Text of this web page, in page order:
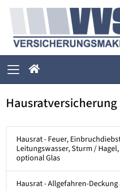
Hausratversicherung
Hausrat - Feuer,
Leitungswasser, Sturm /
optional Glas
Hausrat - Allgefahren-Deckung